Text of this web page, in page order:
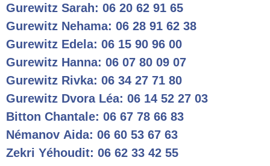
Gurewitz Sarah: 06 20 62 91 65
Gurewitz Nehama: 06 28 91 62 38
Gurewitz Edela: 06 15 90 96 00
Gurewitz Hanna: 06 07 80 09 07
Gurewitz Rivka: 06 34 27 71 80
Gurewitz Dvora Léa: 06 14 52 27 03
Bitton Chantale: 06 67 78 66 83
Némanov Aida: 06 60 53 67 63
Zekri Yéhoudit: 06 62 33 42 55